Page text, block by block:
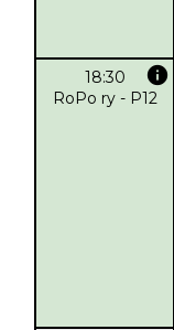
18:30
info
RoPo ry - P12